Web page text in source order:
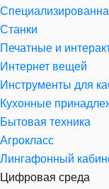
Станки
Печатные и
Интернет вещей
Инструменты для
Кухонные
Бытовая техника
Агрокласс
Лингафонный
Цифровая среда